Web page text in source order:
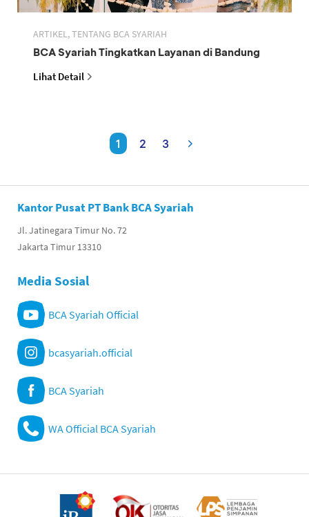
ARTIKEL, TENTANG BCA SYARIAH
BCA Syariah Tingkatkan Layanan di Bandung
Lihat Detail
1 2 3
Kantor Pusat PT Bank BCA Syariah
Jl. Jatinegara Timur No. 72
Jakarta Timur 13310
Media Sosial
BCA Syariah Official
bcasyariah.official
BCA Syariah
WA Official BCA Syariah